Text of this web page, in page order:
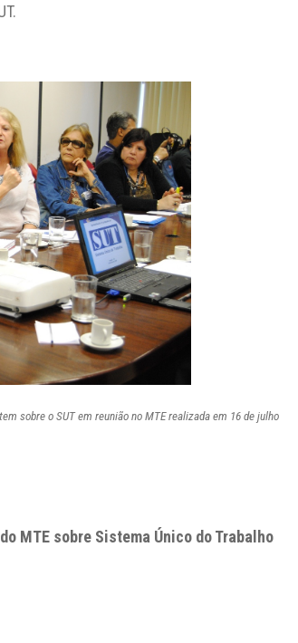
sobre o SUT em reunião no MTE realizada em 16 de julho
MTE sobre Sistema Único do Trabalho